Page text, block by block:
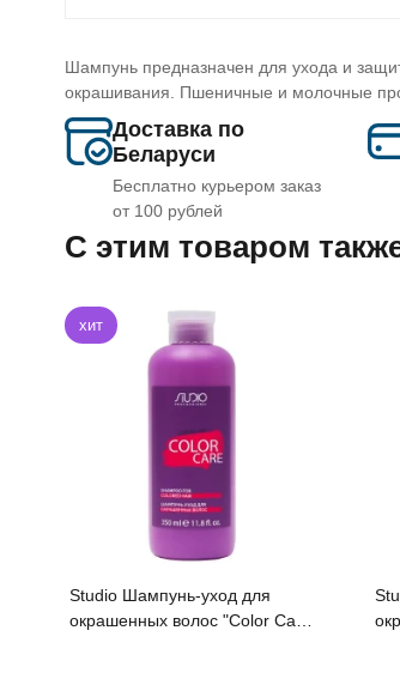
Шампунь предназначен для ухода и
окрашивания. Пшеничные и молочные
Доставка по
Беларуси
Бесплатно курьером заказ
от 100 рублей
C этим товаром
хит
Studio Шампунь-уход для
окрашенных волос "Color Care"